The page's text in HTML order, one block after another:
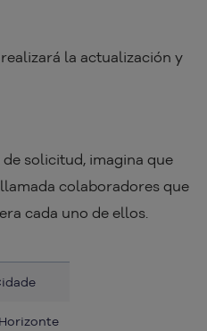
la actualización y
solicitud, imagina que
colaboradores que
cada uno de ellos.